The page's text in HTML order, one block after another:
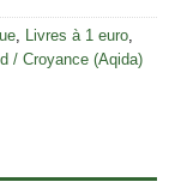
, Livres à 1 euro,
/ Croyance (Aqida)